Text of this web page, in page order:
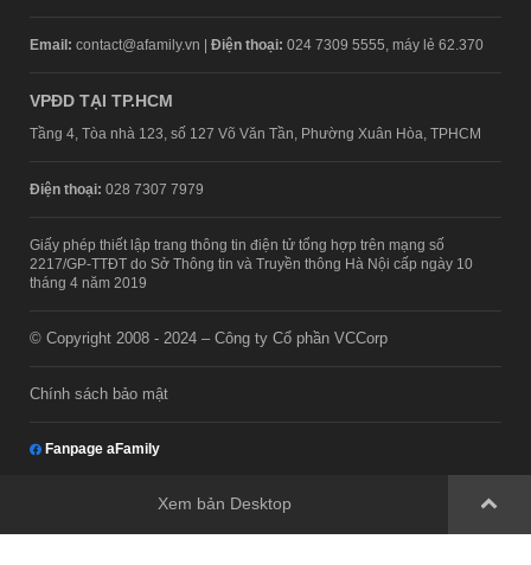
Email: contact@afamily.vn | Điện thoại: 024 7309 5555, máy lẻ 62.370
VPĐD TẠI TP.HCM
Tầng 4, Tòa nhà 123, số 127 Võ Văn Tần, Phường Xuân Hòa, TPHCM
Điện thoại: 028 7307 7979
Giấy phép thiết lập trang thông tin điện tử tổng hợp trên mạng số
2217/GP-TTĐT do Sở Thông tin và Truyền thông Hà Nội cấp ngày 10
tháng 4 năm 2019
© Copyright 2008 - 2024 – Công ty Cổ phần VCCorp
Chính sách bảo mật
Fanpage aFamily
Xem bản Desktop